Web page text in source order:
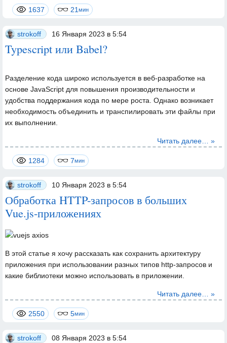
1637 21 мин
strokoff 16 Января 2023 в 5:54
Typescript или Babel?
Разделение кода широко используется в веб-разработке на
основе JavaScript для повышения производительности и
удобства поддержания кода по мере роста. Однако возникает
необходимость объединить и транспилировать эти файлы при
их выполнении.
Читать далее… »
1284 7мин
strokoff 10 Января 2023 в 5:54
Обработка HTTP-запросов в больших
Vue.js-приложениях
В этой статье я хочу рассказать как сохранить архитектуру
приложения при использовании разных типов http-запросов и
какие библиотеки можно использовать в приложении.
Читать далее… »
2550 5мин
strokoff 08 Января 2023 в 5:54